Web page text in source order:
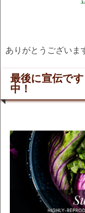
ありがとうございま
最後に宣伝で
中！